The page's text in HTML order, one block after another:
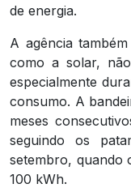
de energia.
A agência
como a solar,
especialmente
consumo. A
meses
seguindo os
setembro, quando
100 kWh.